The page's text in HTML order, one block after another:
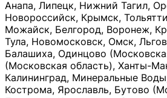
Анапа, Липецк, Нижний Тагил,
Новороссийск, Крымск,
Можайск, Белгород, Воронеж,
Тула, Новомосковск, Омск,
Балашиха, Одинцово
(Московская область), Ханты-
Калининград, Минеральные
Кострома, Ярославль, Бутово